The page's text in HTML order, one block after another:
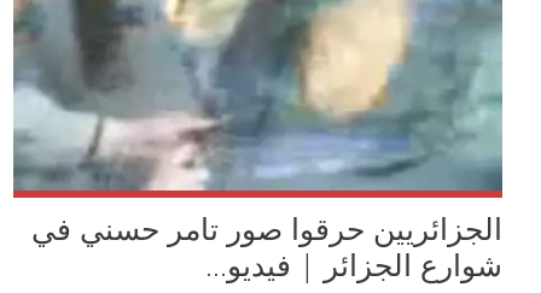
الجزائريين حرقوا صور تامر حسني في
شوارع الجزائر | فيديو...